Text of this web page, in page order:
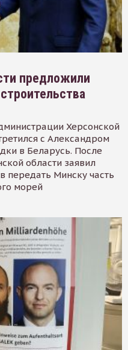
предложили
Херсонской
с Александром
в Беларусь. После
области заявил
передать Минску часть
морей